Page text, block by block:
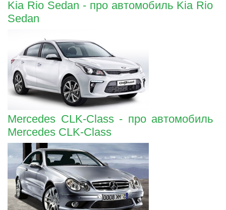
Kia Rio Sedan - про автомобиль Kia Rio
Sedan
Mercedes CLK-Class - про автомобиль
Mercedes CLK-Class